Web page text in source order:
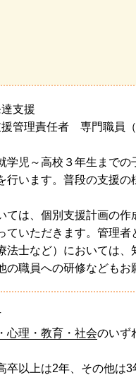
支援
理責任者 専門職員（
学児～高校３年生まで
行います。普段の支援の
ては、個別支援計画の
ていただきます。管理者
法士など）においては
職員への研修などもお
心理・教育・社会のいず
卒以上は2年、その他は